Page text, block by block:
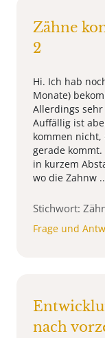
Zähne
2
Hi. Ich hab
Monate)
Allerdings
Auffällig ist
kommen nicht,
gerade
in kurzem
wo die Zahnw
Stichwort:
Frage und
nach